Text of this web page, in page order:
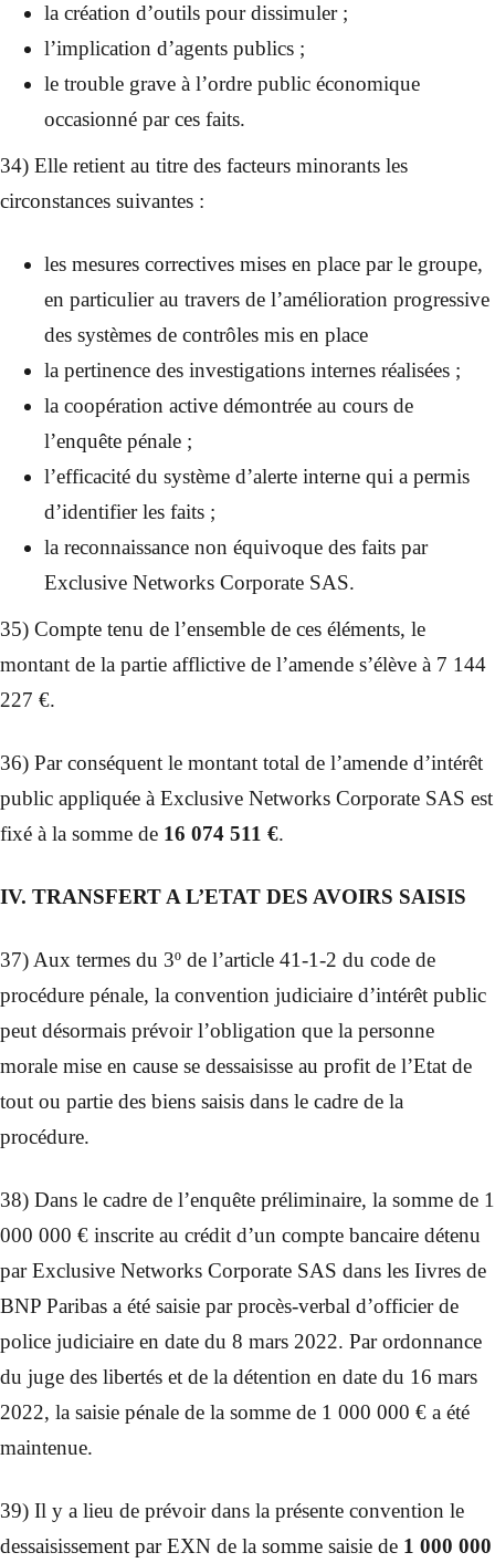
la création d’outils pour dissimuler ;
l’implication d’agents publics ;
le trouble grave à l’ordre public économique
occasionné par ces faits.
34) Elle retient au titre des facteurs minorants les
circonstances suivantes :
les mesures correctives mises en place par le groupe,
en particulier au travers de l’amélioration progressive
des systèmes de contrôles mis en place
la pertinence des investigations internes réalisées ;
la coopération active démontrée au cours de
l’enquête pénale ;
l’efficacité du système d’alerte interne qui a permis
d’identifier les faits ;
la reconnaissance non équivoque des faits par
Exclusive Networks Corporate SAS.
35) Compte tenu de l’ensemble de ces éléments, le
montant de la partie afflictive de l’amende s’élève à 7 144
227 €.
36) Par conséquent le montant total de l’amende d’intérêt
public appliquée à Exclusive Networks Corporate SAS est
fixé à la somme de 16 074 511 €.
IV. TRANSFERT A L’ETAT DES AVOIRS SAISIS
37) Aux termes du 3º de l’article 41-1-2 du code de
procédure pénale, la convention judiciaire d’intérêt public
peut désormais prévoir l’obligation que la personne
morale mise en cause se dessaisisse au profit de l’Etat de
tout ou partie des biens saisis dans le cadre de la
procédure.
38) Dans le cadre de l’enquête préliminaire, la somme de 1
000 000 € inscrite au crédit d’un compte bancaire détenu
par Exclusive Networks Corporate SAS dans les Iivres de
BNP Paribas a été saisie par procès-verbal d’officier de
police judiciaire en date du 8 mars 2022. Par ordonnance
du juge des libertés et de la détention en date du 16 mars
2022, la saisie pénale de la somme de 1 000 000 € a été
maintenue.
39) Il y a lieu de prévoir dans la présente convention le
dessaisissement par EXN de la somme saisie de 1 000 000